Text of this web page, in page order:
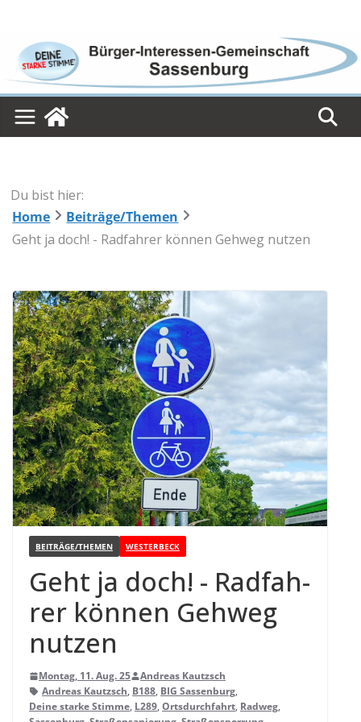
content
Du bist hier:
Home
Beiträge/Themen
Geht ja doch! - Radfahrer können Gehweg nutzen
BEITRÄGE/THEMEN WESTERBECK
Geht ja doch! - Rad­fah­
rer kön­nen Geh­weg
nutzen
Montag, 11. Aug. 25
Andreas Kautzsch
Andreas Kautzsch, B188, BIG Sassenburg,
Deine starke Stimme, L289, Ortsdurchfahrt, Radweg,